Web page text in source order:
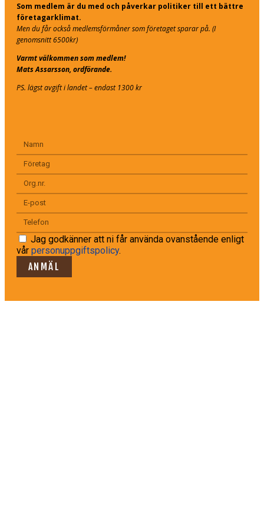
Som medlem är du med och påverkar politiker till ett bättre
företagarklimat.
Men du får också medlemsförmåner som företaget sparar på. (I
genomsnitt 6500kr)
Varmt välkommen som medlem!
Mats Assarsson, ordförande.
PS. lägst avgift i landet – endast 1300 kr
Jag godkänner att ni får använda ovanstående enligt
vår personuppgiftspolicy.
ANMÄL